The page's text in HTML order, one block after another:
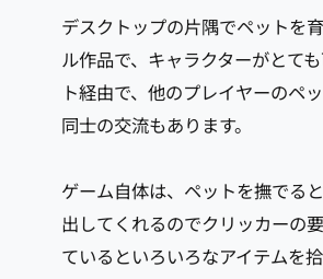
デスクトップの片隅でペットを
ル作品で、キャラクターがとて
ト経由で、他のプレイヤーのペ
同士の交流もあります。
ゲーム自体は、ペットを撫でる
出してくれるのでクリッカーの
ているといろいろなアイテムを